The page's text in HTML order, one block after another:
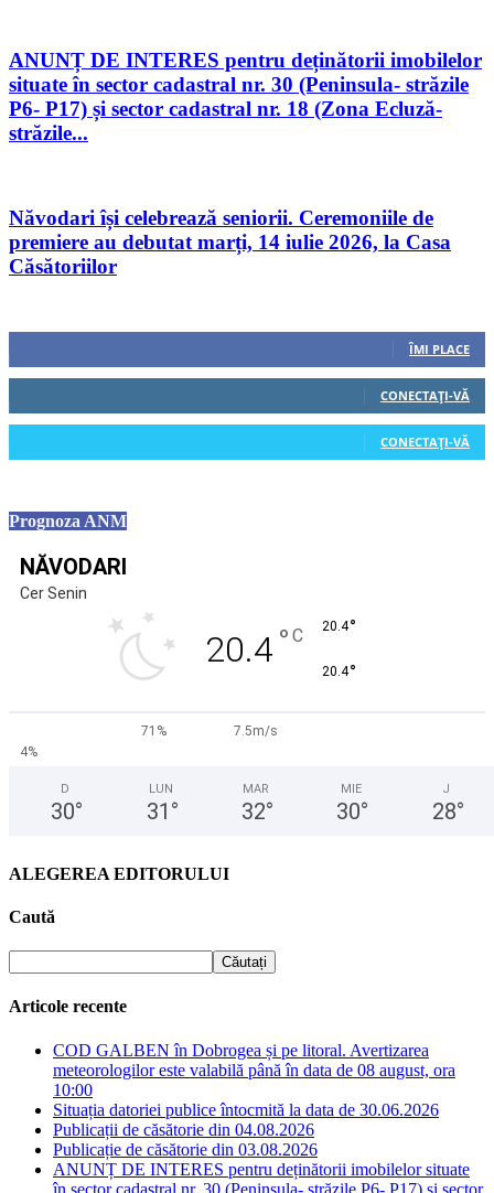
ANUNȚ DE INTERES pentru deținătorii imobilelor
situate în sector cadastral nr. 30 (Peninsula- străzile
P6- P17) și sector cadastral nr. 18 (Zona Ecluză-
străzile...
Năvodari își celebrează seniorii. Ceremoniile de
premiere au debutat marți, 14 iulie 2026, la Casa
Căsătoriilor
ÎMI PLACE
CONECTAȚI-VĂ
CONECTAȚI-VĂ
Prognoza ANM
NĂVODARI
Cer Senin
20.4 ° C 20.4°
20.4°
71%
7.5m/s
4%
D
30°
LUN
31 °
MAR
32°
MIE
30°
J
28°
ALEGEREA EDITORULUI
Caută
Articole recente
COD GALBEN în Dobrogea și pe litoral. Avertizarea
meteorologilor este valabilă până în data de 08 august, ora
10:00
Situația datoriei publice întocmită la data de 30.06.2026
Publicații de căsătorie din 04.08.2026
Publicație de căsătorie din 03.08.2026
ANUNȚ DE INTERES pentru deținătorii imobilelor situate
în sector cadastral nr. 30 (Peninsula- străzile P6- P17) și sector